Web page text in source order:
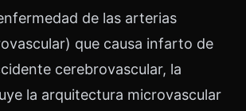
de las arterias
que causa infarto de
cerebrovascular, la
la arquitectura microvascular